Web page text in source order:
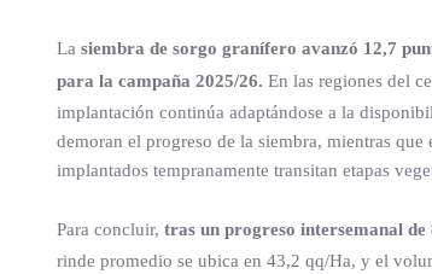
La siembra de sorgo granífero avanzó 12,7
para la campaña 2025/26. En las regiones del
implantación continúa adaptándose a la
demoran el progreso de la siembra, mientras
implantados tempranamente transitan etapas
Para concluir, tras un progreso intersemanal de
rinde promedio se ubica en 43,2 qq/Ha, y el